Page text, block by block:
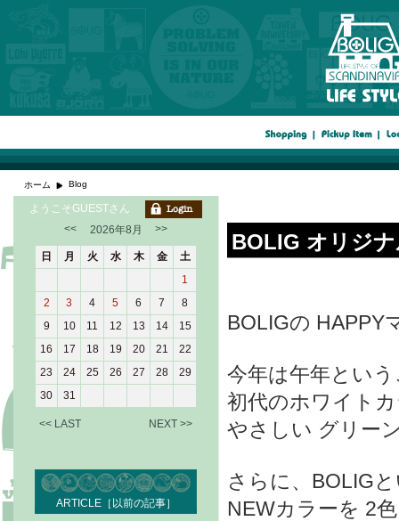
ホーム Blog
BOLIG オリジ
BOLIGの HAPPY
今年は午年とい
初代のホワイト
やさしい グリー
さらに、BOLIG
NEWカラーを 2
ようこそGUESTさん
<<
2026年8月 >>
日 月 火 水 木 金
土
1
2
3 4 5 6 7
8
9
10 11 12 13 14
15
16
17 18 19 20 21
22
23
24 25 26 27 28
29
30
31
<< LAST NEXT >>
ARTICLE［以前の記事］